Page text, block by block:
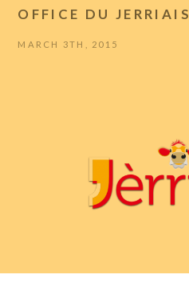
OFFICE DU JERRIAIS
MARCH 3TH, 2015